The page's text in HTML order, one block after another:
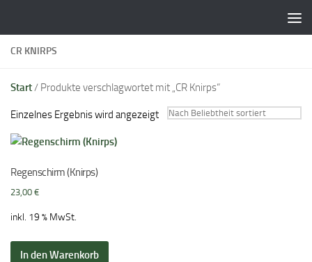
CR KNIRPS
Start/ Produkte verschlagwortet mit „CR Knirps“
Einzelnes Ergebnis wird angezeigt
Regenschirm (Knirps)
23,00 €
inkl. 19 % MwSt.
In den Warenkorb